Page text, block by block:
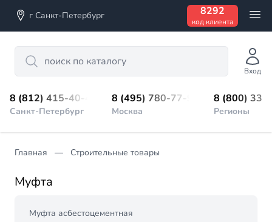
г Санкт-Петербург 8292
код клиента
Search
Вход
8 (812) 415-40-45
Санкт-Петербург
8 (495) 780-77-98
Москва
8 (800)
Регионы
Главная Строительные товары
Муфта
Муфта асбестоцементная